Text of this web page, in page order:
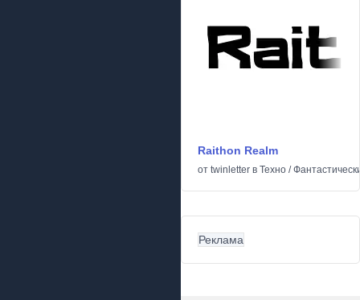
Raithon Realm
от twinletter в Техно /
Реклама